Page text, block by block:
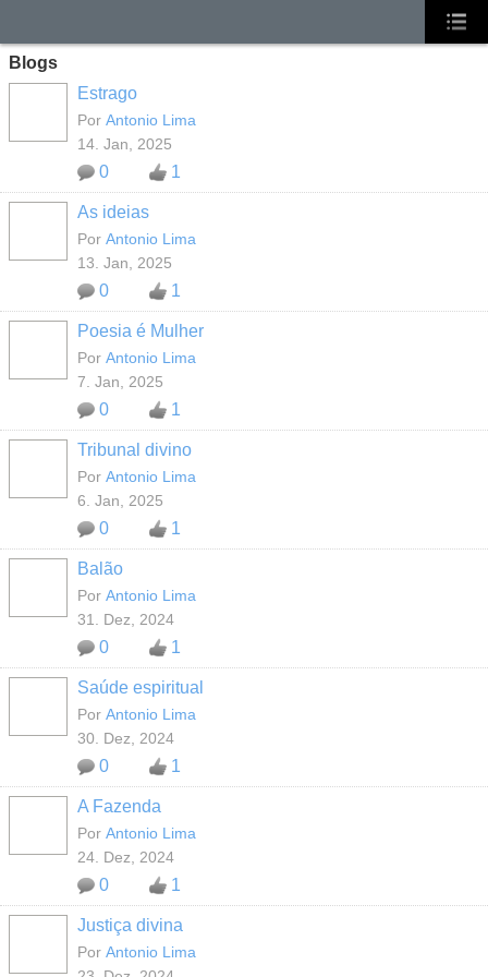
Blogs
Estrago
Por Antonio Lima
14. Jan, 2025
0 1
As ideias
Por Antonio Lima
13. Jan, 2025
0 1
Poesia é Mulher
Por Antonio Lima
7. Jan, 2025
0 1
Tribunal divino
Por Antonio Lima
6. Jan, 2025
0 1
Balão
Por Antonio Lima
31. Dez, 2024
0 1
Saúde espiritual
Por Antonio Lima
30. Dez, 2024
0 1
A Fazenda
Por Antonio Lima
24. Dez, 2024
0 1
Justiça divina
Por Antonio Lima